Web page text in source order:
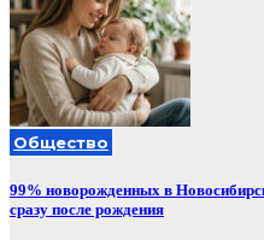
Общество
99% новорожденных в
сразу после рождения